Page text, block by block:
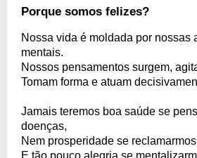
Porque somos felizes?
Nossa vida é moldada por nossas
mentais.
Nossos pensamentos surgem,
Tomam forma e atuam
Jamais teremos boa saúde se
doenças,
Nem prosperidade se
E tão pouco alegria se